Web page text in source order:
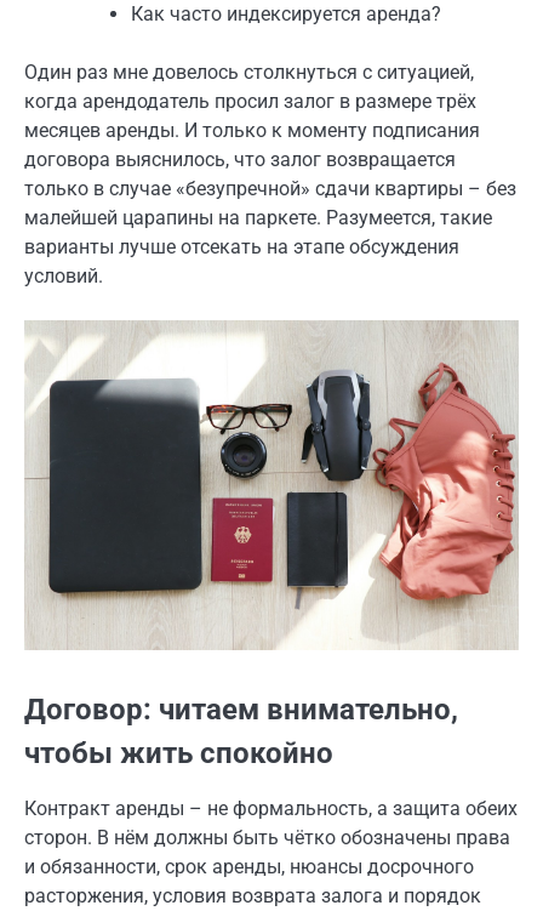
Как часто индексируется аренда?
Один раз мне довелось столкнуться с ситуацией,
когда арендодатель просил залог в размере трёх
месяцев аренды. И только к моменту подписания
договора выяснилось, что залог возвращается
только в случае «безупречной» сдачи квартиры – без
малейшей царапины на паркете. Разумеется, такие
варианты лучше отсекать на этапе обсуждения
условий.
Договор: читаем внимательно,
чтобы жить спокойно
Контракт аренды – не формальность, а защита обеих
сторон. В нём должны быть чётко обозначены права
и обязанности, срок аренды, нюансы досрочного
расторжения, условия возврата залога и порядок